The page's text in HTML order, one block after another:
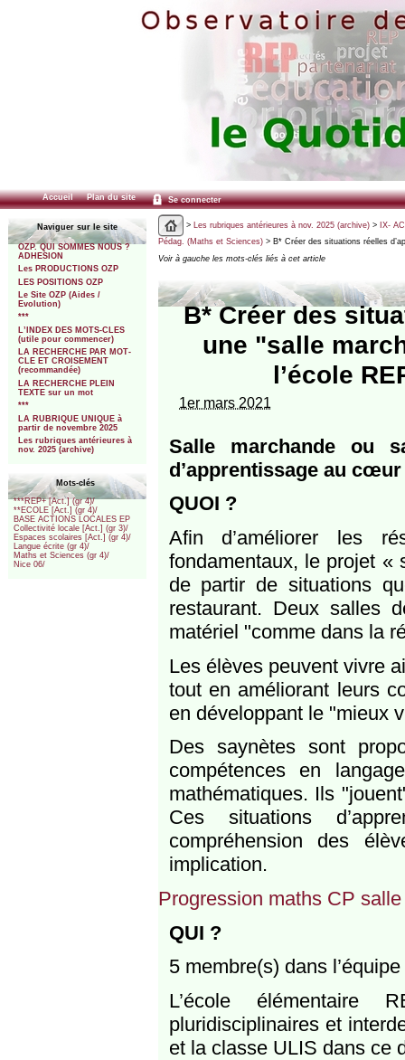
Accueil Plan du site Se connecter
Naviguer sur le site
OZP. QUI SOMMES NOUS ?
ADHESION
Les PRODUCTIONS OZP
LES POSITIONS OZP
Le Site OZP (Aides /
Evolution)
***
L’INDEX DES MOTS-CLES
(utile pour commencer)
LA RECHERCHE PAR MOT-
CLE ET CROISEMENT
(recommandée)
LA RECHERCHE PLEIN
TEXTE sur un mot
***
LA RUBRIQUE UNIQUE à
partir de novembre 2025
Les rubriques antérieures à
nov. 2025 (archive)
Mots-clés
***REP+ [Act.] (gr 4)/
**ECOLE [Act.] (gr 4)/
BASE ACTIONS LOCALES EP
Collectivité locale [Act.] (gr 3)/
Espaces scolaires [Act.] (gr 4)/
Langue écrite (gr 4)/
Maths et Sciences (gr 4)/
Nice 06/
> Les rubriques antérieures à nov. 2025 (archive)> IX-
Pédag. (Maths et Sciences)> B* Créer des situations réelles
Voir à gauche les mots-clés liés à cet article
B* Créer des
une "salle
l’école
1er mars 2021
Salle marchande ou
d’apprentissage au cœur
QUOI ?
Afin d’améliorer les
fondamentaux, le projet «
de partir de situations
restaurant. Deux salles
matériel "comme dans la
Les élèves peuvent vivre
tout en améliorant leurs
en développant le "mieux
Des saynètes sont
compétences en
mathématiques. Ils
Ces situations
compréhension des
implication.
Progression maths CP
QUI ?
5 membre(s) dans
L’école élémentaire
pluridisciplinaires et
et la classe ULIS dans ce